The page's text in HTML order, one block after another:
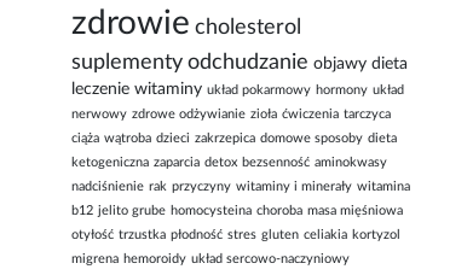
zdrowie cholesterol
suplementy odchudzanie objawy dieta
leczenie witaminy układ pokarmowy hormony układ
nerwowy zdrowe odżywianie zioła ćwiczenia tarczyca
ciąża wątroba dzieci zakrzepica domowe sposoby dieta
ketogeniczna zaparcia detox bezsenność aminokwasy
nadciśnienie rak przyczyny witaminy i minerały witamina
b12 jelito grube homocysteina choroba masa mięśniowa
otyłość trzustka płodność stres gluten celiakia kortyzol
migrena hemoroidy układ sercowo-naczyniowy